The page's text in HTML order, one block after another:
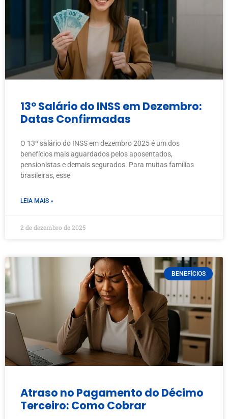
13º Salário do INSS em Dezembro:
Datas Confirmadas
O 13º salário do INSS em dezembro 2025 é um dos
benefícios mais aguardados pelos aposentados,
pensionistas e demais segurados. Para muitas famílias
brasileiras, esse
LEIA MAIS »
2 de dezembro de 2025
BENEFÍCIOS
Atraso no Pagamento do Décimo
Terceiro: Como Cobrar